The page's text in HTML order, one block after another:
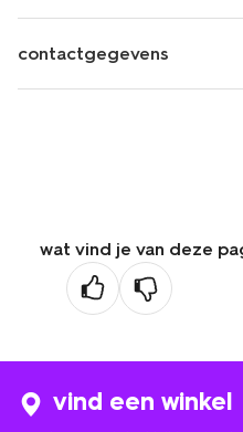
contactgegevens
wat vind je van deze
vind een winkel